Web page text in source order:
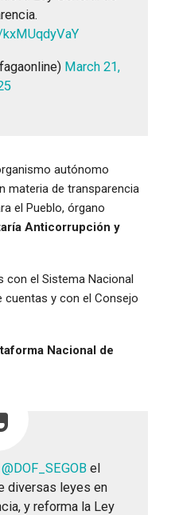
March 21,
autónomo
materia de transparencia
el Pueblo, órgano
Anticorrupción y
con el Sistema Nacional
cuentas y con el Consejo
Nacional de
@DOF_SEGOBel
diversas leyes en
y reforma la Ley